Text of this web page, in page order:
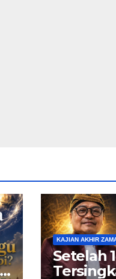
KAJIAN AKHIR
Setelah